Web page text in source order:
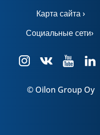
Карта сайта ›
Социальные сети›
© Oilon Group Oy